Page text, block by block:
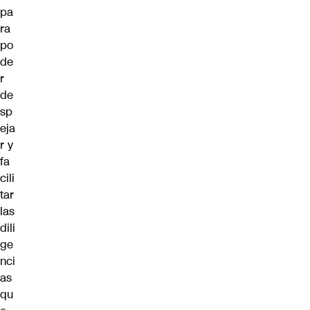
pa
ra
po
de
r
de
sp
eja
r y
fa
cili
tar
las
dili
ge
nci
as
qu